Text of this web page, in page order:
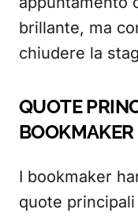
brillante, ma
chiudere la
QUOTE
BOOKMAKER
I bookmaker
quote